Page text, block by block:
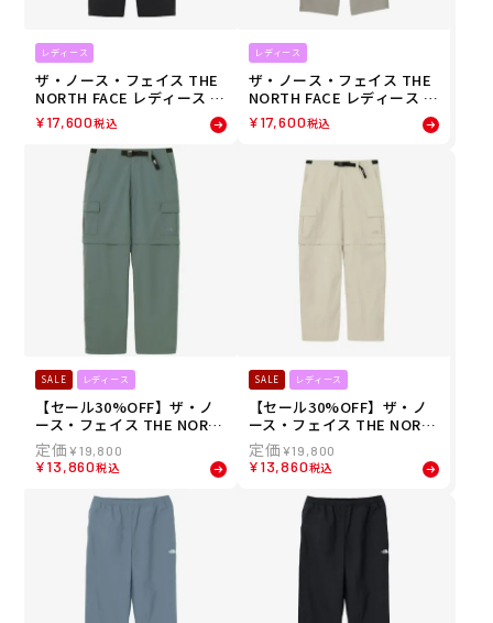
レディース
ザ・ノース・フェイス THE
NORTH FACE レディース ビ
ューポイントパンツ ロング
パンツ NBW32601-K 26SS
¥17,600税込
レディース
ザ・ノース・フェイス THE
NORTH FACE レディース ビ
ューポイントパンツ ロング
パンツ NBW32601-CL 26SS
¥17,600税込
SALE レディース
【セール30%OFF】ザ・ノ
ース・フェイス THE NORT
H FACE レディース ジップ
オフカーゴパンツ ロングパ
ンツ NBW32532-SL 26SS
¥19,800
¥13,860税込
SALE レディース
【セール30%OFF】ザ・ノ
ース・フェイス THE NORT
H FACE レディース ジップ
オフカーゴパンツ ロングパ
ンツ NBW32532-FI 26SS
¥19,800
¥13,860税込